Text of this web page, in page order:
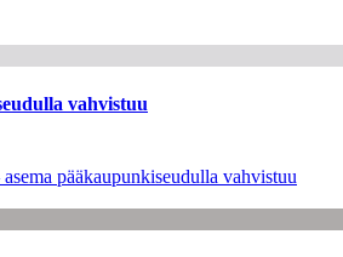
vahvistuu
pääkaupunkiseudulla vahvistuu